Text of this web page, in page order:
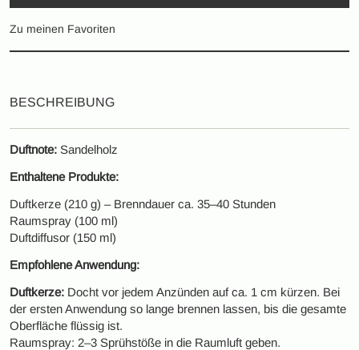
Zu meinen Favoriten
BESCHREIBUNG
Duftnote: Sandelholz
Enthaltene Produkte:
Duftkerze (210 g) – Brenndauer ca. 35–40 Stunden
Raumspray (100 ml)
Duftdiffusor (150 ml)
Empfohlene Anwendung:
Duftkerze: Docht vor jedem Anzünden auf ca. 1 cm kürzen. Bei
der ersten Anwendung so lange brennen lassen, bis die gesamte
Oberfläche flüssig ist.
Raumspray: 2–3 Sprühstöße in die Raumluft geben.